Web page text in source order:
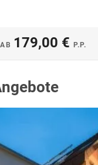
AB 179,00 € P.P.